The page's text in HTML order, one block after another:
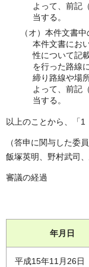
よって、前記
当する。
（オ）本件文書
本件文書にお
性について記
を行った路線
締り路線や場
よって、前記
当する。
以上のことから、「
（答申に関与した委
飯塚英明、野村武司
審議の経過
年月日
平成15年11月26日